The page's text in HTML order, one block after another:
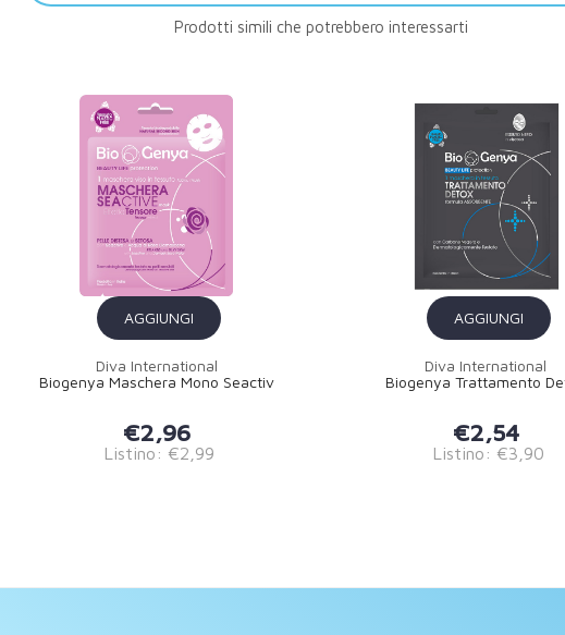
Prodotti simili che potrebbero interessarti
AGGIUNGI
Diva International
Biogenya Maschera Mono Seactiv
€2,96
Listino: €2,99
AGGIUNGI
Diva International
Biogenya Trattamento
€2,54
Listino: €3,90